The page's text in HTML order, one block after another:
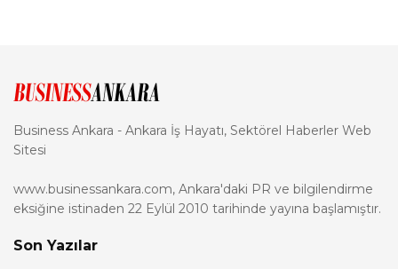
Business Ankara - Ankara İş Hayatı, Sektörel Haberler Web
Sitesi
www.businessankara.com, Ankara'daki PR ve bilgilendirme
eksiğine istinaden 22 Eylül 2010 tarihinde yayına başlamıştır.
Son Yazılar